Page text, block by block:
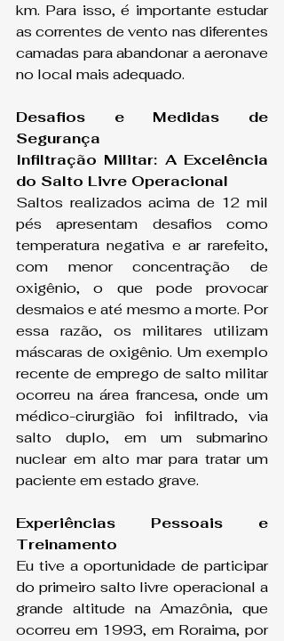
km. Para isso, é importante estudar
as correntes de vento nas diferentes
camadas para abandonar a aeronave
no local mais adequado.
Desafios e Medidas de
Segurança
Infiltração Militar: A Excelência
do Salto Livre Operacional
Saltos realizados acima de 12 mil
pés apresentam desafios como
temperatura negativa e ar rarefeito,
com menor concentração de
oxigênio, o que pode provocar
desmaios e até mesmo a morte. Por
essa razão, os militares utilizam
máscaras de oxigênio. Um exemplo
recente de emprego de salto militar
ocorreu na área francesa, onde um
médico-cirurgião foi infiltrado, via
salto duplo, em um submarino
nuclear em alto mar para tratar um
paciente em estado grave.
Experiências Pessoais e
Treinamento
Eu tive a oportunidade de participar
do primeiro salto livre operacional a
grande altitude na Amazônia, que
ocorreu em 1993, em Roraima, por